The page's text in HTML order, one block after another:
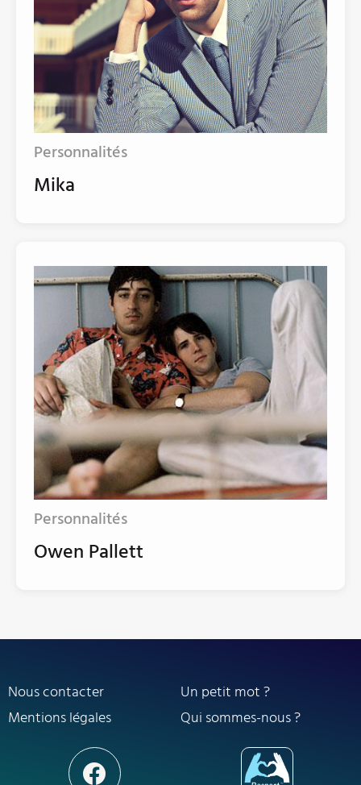
Personnalités
Mika
Personnalités
Owen Pallett
Nous contacter
Un petit mot ?
Mentions légales
Qui sommes-nous ?